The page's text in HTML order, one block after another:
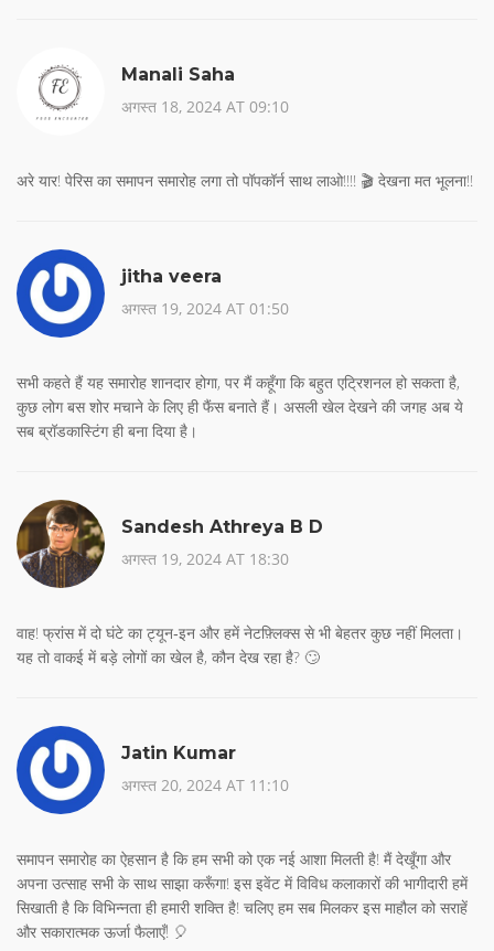
Manali Saha
अगस्त 18, 2024 AT 09:10
अरे यार! पेरिस का समापन समारोह लगा तो पॉपकॉर्न साथ लाओ!!!! 🎬 देखना मत भूलना!!
jitha veera
अगस्त 19, 2024 AT 01:50
सभी कहते हैं यह समारोह शानदार होगा, पर मैं कहूँगा कि बहुत एट्रिशनल हो सकता है,
कुछ लोग बस शोर मचाने के लिए ही फैंस बनाते हैं। असली खेल देखने की जगह अब ये
सब ब्रॉडकास्टिंग ही बना दिया है।
Sandesh Athreya B D
अगस्त 19, 2024 AT 18:30
वाह! फ्रांस में दो घंटे का ट्यून‑इन और हमें नेटफ़्लिक्स से भी बेहतर कुछ नहीं मिलता।
यह तो वाकई में बड़े लोगों का खेल है, कौन देख रहा है? 🙄
Jatin Kumar
अगस्त 20, 2024 AT 11:10
समापन समारोह का ऐहसान है कि हम सभी को एक नई आशा मिलती है! मैं देखूँगा और
अपना उत्साह सभी के साथ साझा करूँगा! इस इवेंट में विविध कलाकारों की भागीदारी हमें
सिखाती है कि विभिन्नता ही हमारी शक्ति है! चलिए हम सब मिलकर इस माहौल को सराहें
और सकारात्मक ऊर्जा फैलाएँ! 🎈